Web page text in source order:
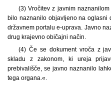
(3) Vročitev z javnim
bilo naznanilo objavljeno na oglasni
državnem portalu e-uprava. Javno
drug krajevno običajni način.
(4) Če se dokument vroča z
skladu z zakonom, ki ureja
prebivališče, se javno naznanilo
tega organa.«.